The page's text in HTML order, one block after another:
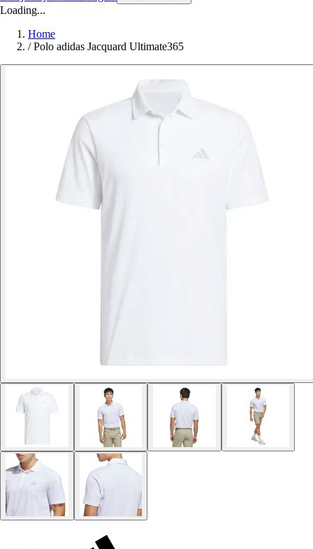
Loading...
Home
/ Polo adidas Jacquard Ultimate365